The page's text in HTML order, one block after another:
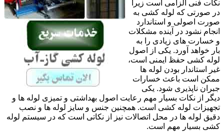
نکات فنی الزامی است زیرا
در صورتی که لوله کشی به
صورت اصولی و استاندارد
انجام نشود در آینده مشکلات
و خسارت های زیادی را به
بار خواهد آورد. یکی از اصول
لوله کشی حفظ ایمنی است،
غیر استاندار بودن لوله ها
ممکن است باعث خسارات
جبران ناپذیری شود. یکی
دیگر از نکات بسیار مهم رعایت اصول بهداشتی و تمیزی لوله ها و
تجهیزات لوله کشی است. همچنین جنس و سایز لوله ها و نصب
دقیق لوله ها در محل اتصالات نیز از نکاتی است که در سیستم لوله
کشی بسیار مهم است.